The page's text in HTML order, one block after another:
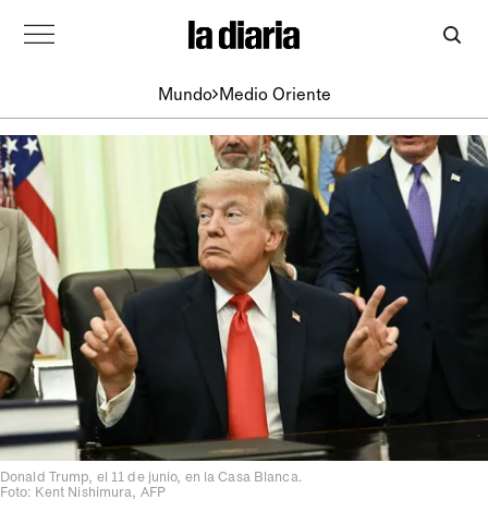
Mundo Medio Oriente
Donald Trump, el 11 de junio, en la Casa Blanca.
Foto: Kent Nishimura, AFP